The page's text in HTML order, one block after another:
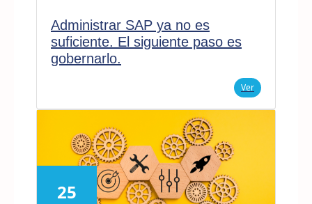
Administrar SAP ya no es
suficiente. El siguiente paso es
gobernarlo.
Ver
25